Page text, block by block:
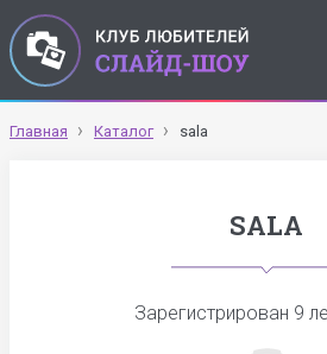
Главная Каталог sala
SALA
Зарегистрирован 9